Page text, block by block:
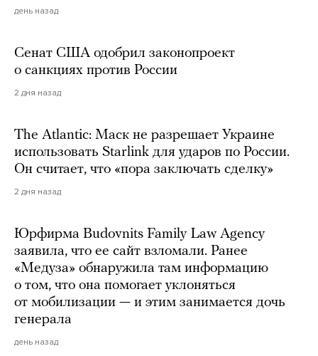
день назад
Сенат США одобрил законопроект
о санкциях против России
2 дня назад
The Atlantic: Маск не разрешает Украине
использовать Starlink для ударов по России.
Он считает, что «пора заключать сделку»
2 дня назад
Юрфирма Budovnits Family Law Agency
заявила, что ее сайт взломали. Ранее
«Медуза» обнаружила там информацию
о том, что она помогает уклоняться
от мобилизации — и этим занимается дочь
генерала
день назад